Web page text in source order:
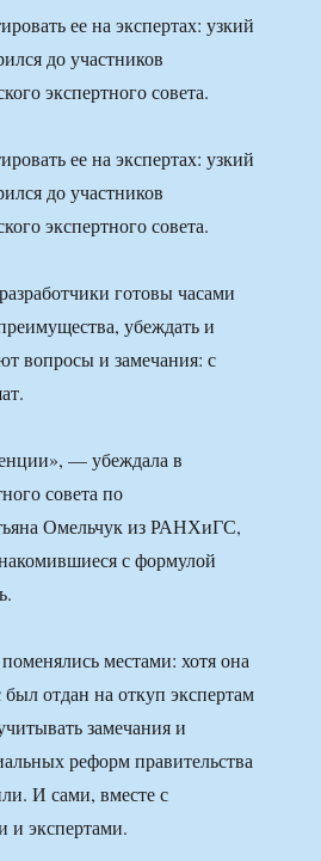
ее на экспертах: узкий
до участников
экспертного совета.
ее на экспертах: узкий
до участников
экспертного совета.
готовы часами
убеждать и
вопросы и замечания: с
— убеждала в
совета по
Омельчук из РАНХиГС,
с формулой
местами: хотя она
отдан на откуп экспертам
замечания и
реформ правительства
И сами, вместе с
экспертами.